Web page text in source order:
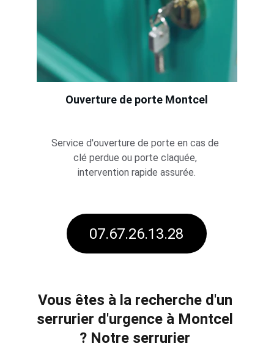
Ouverture de porte Montcel
Service d'ouverture de porte en cas de
clé perdue ou porte claquée,
intervention rapide assurée.
07.67.26.13.28
Vous êtes à la recherche d'un
serrurier d'urgence à Montcel
? Notre serrurier